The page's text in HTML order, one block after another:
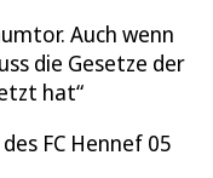
Auch wenn
die Gesetze der
hat
FC Hennef 05